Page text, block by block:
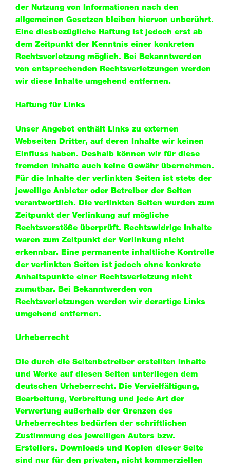
der Nutzung von Informationen nach den
allgemeinen Gesetzen bleiben hiervon unberührt.
Eine diesbezügliche Haftung ist jedoch erst ab
dem Zeitpunkt der Kenntnis einer konkreten
Rechtsverletzung möglich. Bei Bekanntwerden
von entsprechenden Rechtsverletzungen werden
wir diese Inhalte umgehend entfernen.
Haftung für Links
Unser Angebot enthält Links zu externen
Webseiten Dritter, auf deren Inhalte wir keinen
Einfluss haben. Deshalb können wir für diese
fremden Inhalte auch keine Gewähr übernehmen.
Für die Inhalte der verlinkten Seiten ist stets der
jeweilige Anbieter oder Betreiber der Seiten
verantwortlich. Die verlinkten Seiten wurden zum
Zeitpunkt der Verlinkung auf mögliche
Rechtsverstöße überprüft. Rechtswidrige Inhalte
waren zum Zeitpunkt der Verlinkung nicht
erkennbar. Eine permanente inhaltliche Kontrolle
der verlinkten Seiten ist jedoch ohne konkrete
Anhaltspunkte einer Rechtsverletzung nicht
zumutbar. Bei Bekanntwerden von
Rechtsverletzungen werden wir derartige Links
umgehend entfernen.
Urheberrecht
Die durch die Seitenbetreiber erstellten Inhalte
und Werke auf diesen Seiten unterliegen dem
deutschen Urheberrecht. Die Vervielfältigung,
Bearbeitung, Verbreitung und jede Art der
Verwertung außerhalb der Grenzen des
Urheberrechtes bedürfen der schriftlichen
Zustimmung des jeweiligen Autors bzw.
Erstellers. Downloads und Kopien dieser Seite
sind nur für den privaten, nicht kommerziellen